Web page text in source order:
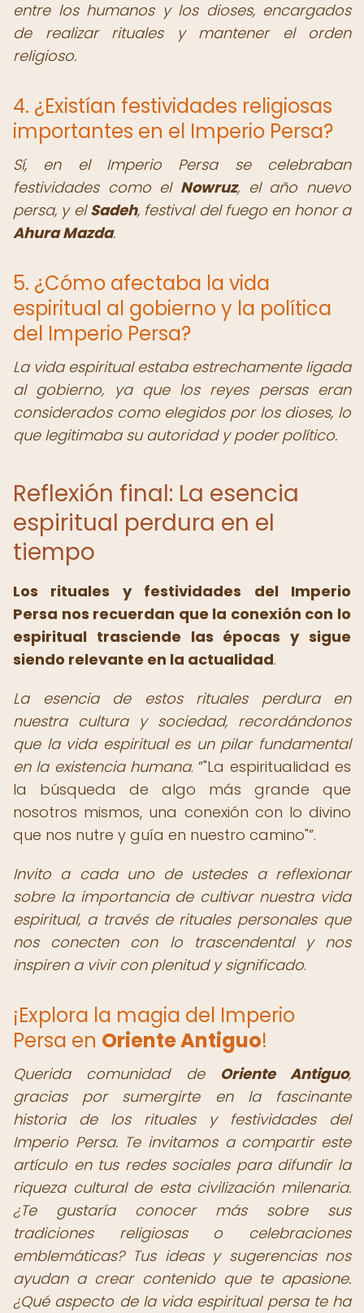
entre los humanos y los dioses, encargados
de realizar rituales y mantener el orden
religioso.
4. ¿Existían festividades religiosas
importantes en el Imperio Persa?
Sí, en el Imperio Persa se celebraban
festividades como el Nowruz, el año nuevo
persa, y elSadeh, festival del fuego en honor a
Ahura Mazda.
5. ¿Cómo afectaba la vida
espiritual al gobierno y la política
del Imperio Persa?
La vida espiritual estaba estrechamente ligada
al gobierno, ya que los reyes persas eran
considerados como elegidos por los dioses, lo
que legitimaba su autoridad y poder político.
Reflexión final: La esencia
espiritual perdura en el
tiempo
Los rituales y festividades del Imperio
Persa nos recuerdan que la conexión con lo
espiritual trasciende las épocas y sigue
siendo relevante en la actualidad.
La esencia de estos rituales perdura en
nuestra cultura y sociedad, recordándonos
que la vida espiritual es un pilar fundamental
en la existencia humana. "La espiritualidad es
la búsqueda de algo más grande que
nosotros mismos, una conexión con lo divino
que nos nutre y guía en nuestro camino" .
Invito a cada uno de ustedes a reflexionar
sobre la importancia de cultivar nuestra vida
espiritual, a través de rituales personales que
nos conecten con lo trascendental y nos
inspiren a vivir con plenitud y significado.
¡Explora la magia del Imperio
Persa en Oriente Antiguo!
Querida comunidad de Oriente Antiguo,
gracias por sumergirte en la fascinante
historia de los rituales y festividades del
Imperio Persa. Te invitamos a compartir este
artículo en tus redes sociales para difundir la
riqueza cultural de esta civilización milenaria.
¿Te gustaría conocer más sobre sus
tradiciones religiosas o celebraciones
emblemáticas? Tus ideas y sugerencias nos
ayudan a crear contenido que te apasione.
¿Qué aspecto de la vida espiritual persa te ha